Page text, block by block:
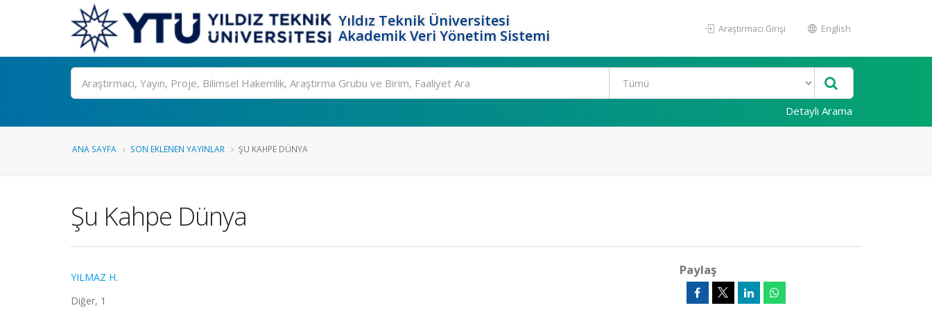
Yıldız Teknik Üniversitesi
Akademik Veri Yönetim Sistemi
Araştırmacı Girişi English
Ara
Detaylı Arama
ANA SAYFA SON EKLENEN YAYINLAR ŞU KAHPE DÜNYA
Şu Kahpe Dünya
YILMAZ H.
Diğer, 1
Paylaş